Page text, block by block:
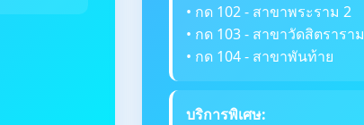
• กด 102 - สาขาพระราม 2
• กด 103 - สาขาวัดสิตราราม
• กด 104 - สาขาพันท้าย
บริการพิเศษ: